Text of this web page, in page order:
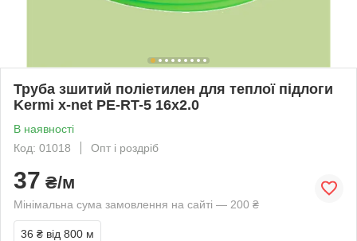
Труба зшитий поліетилен для теплої підлоги
Kermi x-net PE-RT-5 16х2.0
В наявності
Код: 01018
Опт і роздріб
37 ₴/м
Мінімальна сума замовлення на сайті — 200 ₴
36 ₴ від 800 м